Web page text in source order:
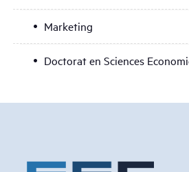
Marketing
Doctorat en Sciences